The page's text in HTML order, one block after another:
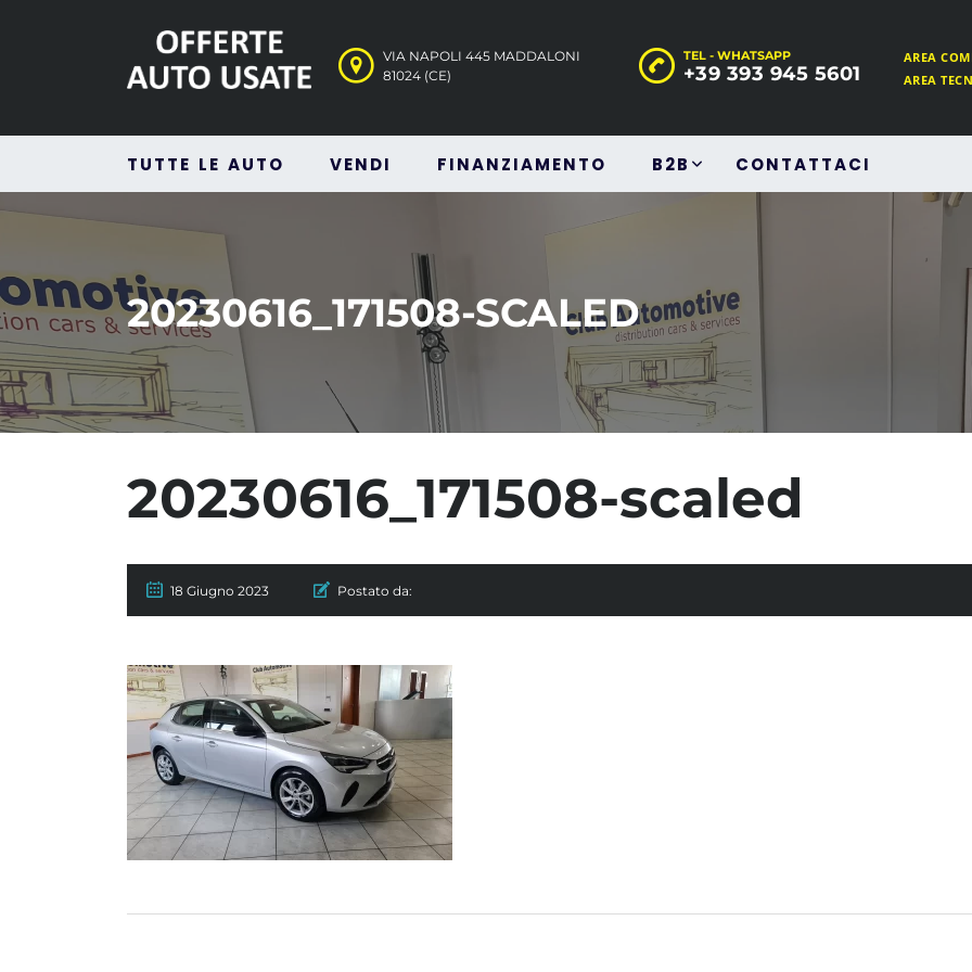
AREA
AREA
TEL - WHATSAPP
+39 393 945 5601
VIA NAPOLI 445 MADDALONI
81024 (CE)
TUTTE LE AUTO VENDI FINANZIAMENTO B2B CONTATTACI
20230616_171508-SCALED
20230616_171508-scaled
18 Giugno 2023 Postato da: